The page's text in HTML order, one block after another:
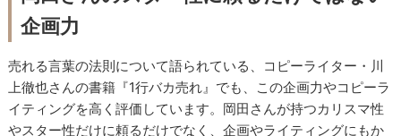
企画力
売れる言葉の法則について語られている、コピーライター・川
上徹也さんの書籍『1行バカ売れ』でも、この企画力やコピーラ
イティングを高く評価しています。岡田さんが持つカリスマ性
やスター性だけに頼るだけでなく、企画やライティングにもか